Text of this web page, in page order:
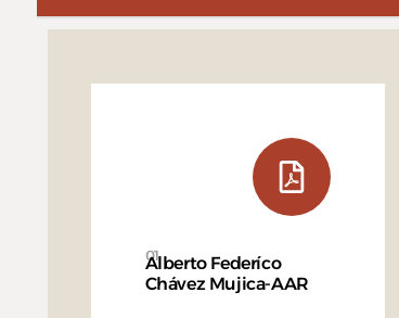
01
Alberto Federíco
Chávez Mujica-AAR